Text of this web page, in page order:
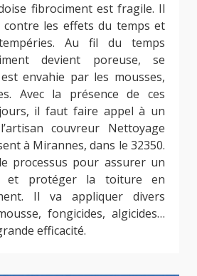
fibrociment est fragile. Il
les effets du temps et
Au fil du temps
devient poreuse, se
envahie par les mousses,
Avec la présence de ces
il faut faire appel à un
couvreur Nettoyage
à Mirannes, dans le 32350.
processus pour assurer un
et protéger la toiture en
Il va appliquer divers
fongicides, algicides…
efficacité.